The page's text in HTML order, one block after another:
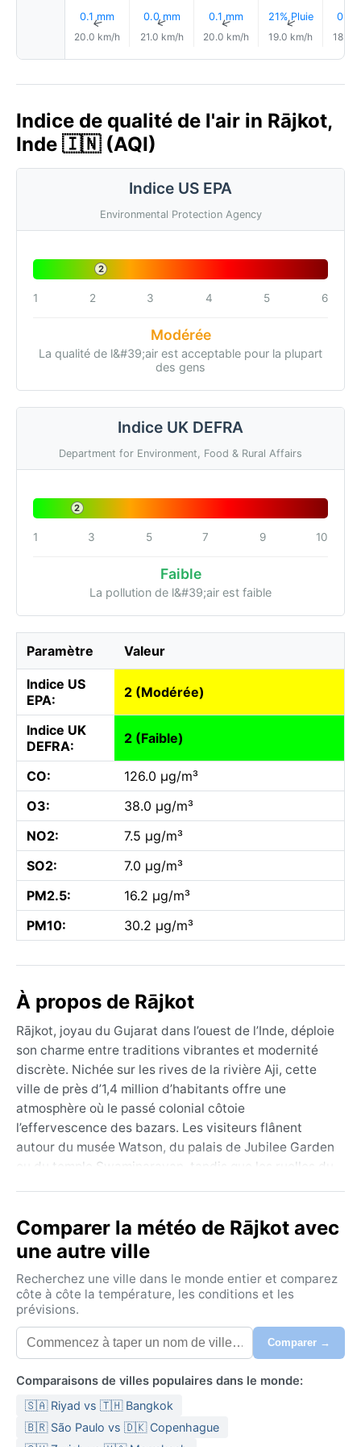
0.1 mm
↑
20.0 km/h
0.0 mm
↑
21.0 km/h
0.1 mm
↑
20.0 km/h
21% Pluie
↑
19.0 km/h
0.0
18.0
Indice de qualité de l'air in Rājkot,
Inde 🇮🇳 (AQI)
Indice US EPA
Environmental Protection Agency
2
1 2 3 4 5 6
Modérée
La qualité de l&#39;air est acceptable pour la plupart
des gens
Indice UK DEFRA
Department for Environment, Food & Rural Affairs
2
1 3 5 7 9 10
Faible
La pollution de l&#39;air est faible
Paramètre Valeur
Indice US
EPA:
2 (Modérée)
Indice UK
DEFRA:
2 (Faible)
CO:
126.0 µg/m³
O3:
38.0 µg/m³
NO2:
7.5 µg/m³
SO2:
7.0 µg/m³
PM2.5:
16.2 µg/m³
PM10:
30.2 µg/m³
À propos de Rājkot
Rājkot, joyau du Gujarat dans l’ouest de l’Inde, déploie
son charme entre traditions vibrantes et modernité
discrète. Nichée sur les rives de la rivière Aji, cette
ville de près d’1,4 million d’habitants offre une
atmosphère où le passé colonial côtoie
l’effervescence des bazars. Les visiteurs flânent
autour du musée Watson, du palais de Jubilee Garden
ou du temple Swaminarayan, tandis que les ruelles du
douces, contraste avec les couleurs vives des
festivals locaux comme le Navratri. Ici, le rythme de
vie pulse au son des dhols et des odeurs de street-
food.
Sous la classification Köppen BSh, Rājkot subit un
climat semi-aride chaud. Les étés, de mars à juin,
sont torrides : les températures dépassent souvent
modérée, mais la chaleur accable. La mousson, de
juin à septembre, apporte des pluies irrégulières –
parfois des orages violents – qui rafraîchissent l’air
Comparer la météo de Rājkot avec
une autre ville
Recherchez une ville dans le monde entier et comparez
côte à côte la température, les conditions et les
prévisions.
Comparer →
Comparaisons de villes populaires dans le monde:
🇸🇦 Riyad vs 🇹🇭 Bangkok
🇧🇷 São Paulo vs 🇩🇰 Copenhague